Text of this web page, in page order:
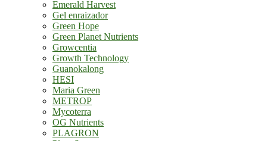
Emerald Harvest
Gel enraizador
Green Hope
Green Planet Nutrients
Growcentia
Growth Technology
Guanokalong
HESI
Maria Green
METROP
Mycoterra
OG Nutrients
PLAGRON